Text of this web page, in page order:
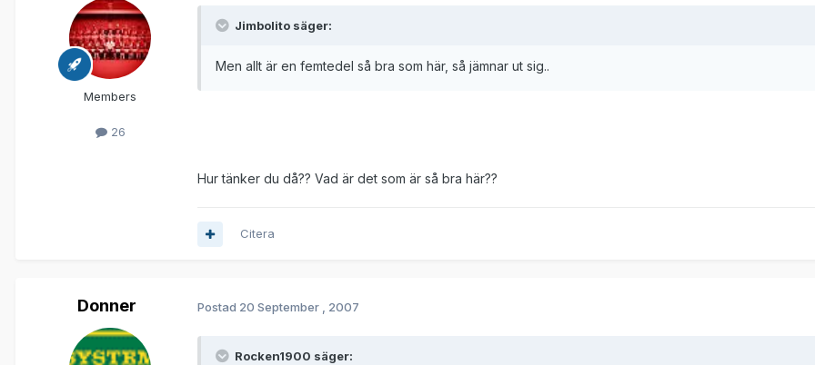
Members
26
Jimbolito säger:
Men allt är en femtedel så bra som här, så jämnar ut sig..
Hur tänker du då?? Vad är det som är så bra här??
Citera
Donner Postad 20 September , 2007
Rocken1900 säger: